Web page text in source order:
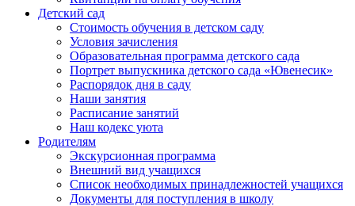
Детский сад
Стоимость обучения в детском саду
Условия зачисления
Образовательная программа детского сада
Портрет выпускника детского сада «Ювенесик»
Распорядок дня в саду
Наши занятия
Расписание занятий
Наш кодекс уюта
Родителям
Экскурсионная программа
Внешний вид учащихся
Список необходимых принадлежностей учащихся
Документы для поступления в школу